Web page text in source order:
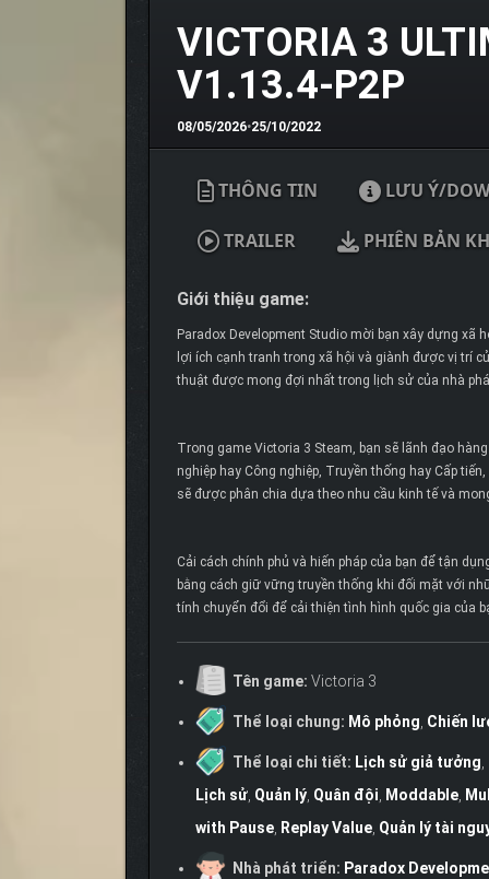
VICTORIA 3
V1.13.4-P2P
08/05/2026•25/10/2022
THÔNG TIN LƯU Ý/
TRAILER PHIÊN BẢN
Giới thiệu game:
Paradox Development Studio mời bạn xây dựng
lợi ích cạnh tranh trong xã hội và giành được vị trí
thuật được mong đợi nhất trong lịch sử của nhà
Trong game Victoria 3 Steam, bạn sẽ lãnh đạo
nghiệp hay Công nghiệp, Truyền thống hay Cấp
sẽ được phân chia dựa theo nhu cầu kinh tế và
Cải cách chính phủ và hiến pháp của bạn để tận
bằng cách giữ vững truyền thống khi đối mặt với
tính chuyển đổi để cải thiện tình hình quốc gia của
Tên game: Victoria 3
Thể loại chung: Mô phỏng, Chiến
Thể loại chi tiết: Lịch sử giả tưởng,
Lịch sử, Quản lý, Quân đội, Moddable,
with Pause, Replay Value, Quản lý tài
Nhà phát triển: Paradox